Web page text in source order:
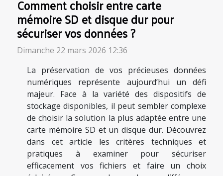
Comment choisir entre carte
mémoire SD et disque dur pour
sécuriser vos données ?
Dimanche 22 mars 2026 12:36
La préservation de vos précieuses données
numériques représente aujourd’hui un défi
majeur. Face à la variété des dispositifs de
stockage disponibles, il peut sembler complexe
de choisir la solution la plus adaptée entre une
carte mémoire SD et un disque dur. Découvrez
dans cet article les critères techniques et
pratiques à examiner pour sécuriser
efficacement vos fichiers et faire un choix